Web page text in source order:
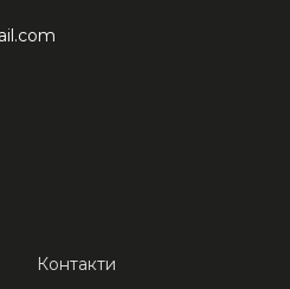
Контакти